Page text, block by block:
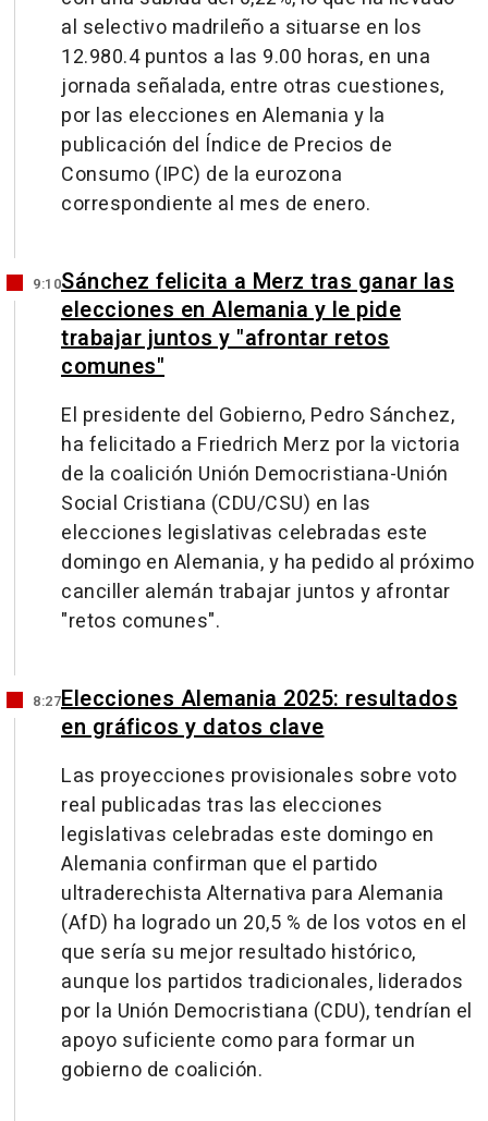
al selectivo madrileño a situarse en los
12.980.4 puntos a las 9.00 horas, en una
jornada señalada, entre otras cuestiones,
por las elecciones en Alemania y la
publicación del Índice de Precios de
Consumo (IPC) de la eurozona
correspondiente al mes de enero.
9:10Sánchez felicita a Merz tras ganar las
elecciones en Alemania y le pide
trabajar juntos y "afrontar retos
comunes"
El presidente del Gobierno, Pedro Sánchez,
ha felicitado a Friedrich Merz por la victoria
de la coalición Unión Democristiana-Unión
Social Cristiana (CDU/CSU) en las
elecciones legislativas celebradas este
domingo en Alemania, y ha pedido al próximo
canciller alemán trabajar juntos y afrontar
"retos comunes".
8:27Elecciones Alemania 2025: resultados
en gráficos y datos clave
Las proyecciones provisionales sobre voto
real publicadas tras las elecciones
legislativas celebradas este domingo en
Alemania confirman que el partido
ultraderechista Alternativa para Alemania
(AfD) ha logrado un 20,5 % de los votos en el
que sería su mejor resultado histórico,
aunque los partidos tradicionales, liderados
por la Unión Democristiana (CDU), tendrían el
apoyo suficiente como para formar un
gobierno de coalición.